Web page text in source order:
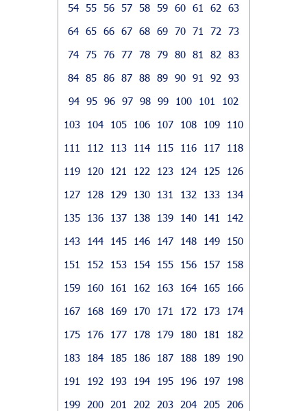
54
55 56 57 58 59 60 61 62
63
64 65 66 67 68 69 70 71 72
73
74 75 76 77 78 79 80 81 82
83
84 85 86 87 88 89 90 91 92
93
94 95 96 97 98 99 100 101
102
103
104 105 106 107 108 109
110
111
112 113 114 115 116 117
118
119
120 121 122 123 124 125
126
127
128 129 130 131 132 133
134
135
136 137 138 139 140 141
142
143
144 145 146 147 148 149
150
151
152 153 154 155 156 157
158
159
160 161 162 163 164 165
166
167
168 169 170 171 172 173
174
175
176 177 178 179 180 181
182
183
184 185 186 187 188 189
190
191
192 193 194 195 196 197
198
199
200 201 202 203 204 205
206